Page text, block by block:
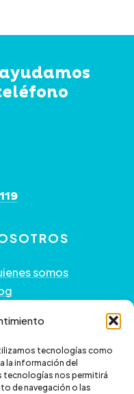
tecnologías como
la información del
nos permitirá
de navegación o las
somos
de envío